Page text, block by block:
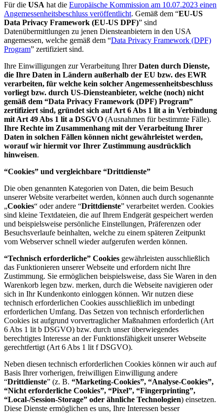
Für die USA hat die Europäische Kommission am 10.07.2023 einen
Angemessenheitsbeschluss veröffentlicht. Gemäß dem “EU-US
Data Privacy Framework (EU-US DPF)” sind
Datenübermittlungen zu jenen Diensteanbietern in den USA
angemessen, welche gemäß dem “Data Privacy Framework (DPF)
Program” zertifiziert sind.
Ihre Einwilligungen zur Verarbeitung IhrerDaten durch Dienste,
die Ihre Daten in Ländern außerhalb der EU bzw. des EWR
verarbeiten, für welche kein solcher Angemessenheitsbeschluss
vorliegt bzw. durch US-Diensteanbieter, welche (noch) nicht
gemäß dem “Data Privacy Framework (DPF) Program”
zertifiziert sind, gründet sich auf Art 6 Abs 1 lit a in Verbindung
mit Art 49 Abs 1 lit a DSGVO (Ausnahmen für bestimmte Fälle).
Ihre Rechte im Zusammenhang mit der Verarbeitung Ihrer
Daten in solchen Fällen können nicht gewährleistet werden,
worauf wir hiermit vor Ihrer Zustimmung ausdrücklich
hinweisen.
“Cookies” und vergleichbare “Drittdienste”
Die oben genannten Kategorien von Daten, die beim Besuch
unserer Website verarbeitet werden, können auch durch sogenannte
„Cookies“ oder andere “Drittdienste” verarbeitet werden. Cookies
sind kleine Textdateien, die auf Ihrem Endgerät gespeichert werden
und beispielsweise persönliche Einstellungen, Präferenzen oder
Besuchsverlaufe beinhalten, welche zu einem späteren Zeitpunkt
vom Webserver schnell wieder aufgerufen werden können.
“Technisch erforderliche” Cookies gewährleisten ausschließlich
das Funktionieren unserer Webseite und erfordern nicht Ihre
Zustimmung. Sie ermöglichen beispielsweise, dass Sie Waren in den
Warenkorb legen bzw. merken, durch die Webseite navigieren oder
sich in Ihr Kundenkonto einloggen können. Wir nutzen diese
technisch erforderlichen Cookies ausschließlich im unbedingt
erforderlichen Umfang. Das Setzen von technisch erforderlichen
Cookies ist aufgrund vorvertraglicher Maßnahmen erforderlich (Art
6 Abs 1 lit b DSGVO) bzw. durch unser überwiegendes
berechtigtes Interesse an der Funktionsfähigkeit unserer Webseite
gerechtfertigt (Art 6 Abs 1 lit f DSGVO).
Neben diesen technisch erforderlichen Cookies können wir auch auf
Basis Ihrer vorherigen, freiwilligen Einwilligung andere
“Drittdienste” (z. B. “Marketing-Cookies”, “Analyse-Cookies”,
“Nicht erforderliche Cookies”, “Pixel”, “Fingerprinting”,
“Local-/Session-Storage” oder ähnliche Technologien) einsetzen.
Diese Dienste ermöglichen es uns, Ihre Interessen besser